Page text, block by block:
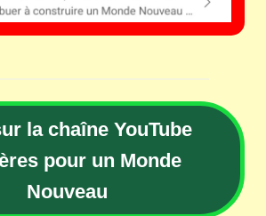
la chaîne YouTube
pour un Monde
Nouveau